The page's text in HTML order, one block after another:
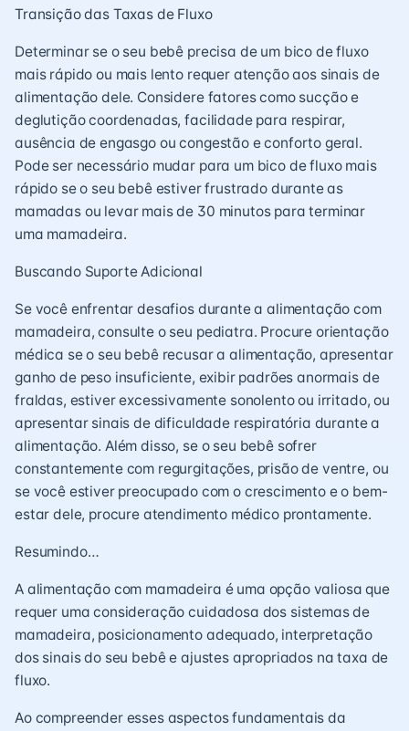
Transição das Taxas de Fluxo
Determinar se o seu bebê precisa de um bico de fluxo
mais rápido ou mais lento requer atenção aos sinais de
alimentação dele. Considere fatores como sucção e
deglutição coordenadas, facilidade para respirar,
ausência de engasgo ou congestão e conforto geral.
Pode ser necessário mudar para um bico de fluxo mais
rápido se o seu bebê estiver frustrado durante as
mamadas ou levar mais de 30 minutos para terminar
uma mamadeira.
Buscando Suporte Adicional
Se você enfrentar desafios durante a alimentação com
mamadeira, consulte o seu pediatra. Procure orientação
médica se o seu bebê recusar a alimentação, apresentar
ganho de peso insuficiente, exibir padrões anormais de
fraldas, estiver excessivamente sonolento ou irritado, ou
apresentar sinais de dificuldade respiratória durante a
alimentação. Além disso, se o seu bebê sofrer
constantemente com regurgitações, prisão de ventre, ou
se você estiver preocupado com o crescimento e o bem-
estar dele, procure atendimento médico prontamente.
Resumindo…
A alimentação com mamadeira é uma opção valiosa que
requer uma consideração cuidadosa dos sistemas de
mamadeira, posicionamento adequado, interpretação
dos sinais do seu bebê e ajustes apropriados na taxa de
fluxo.
Ao compreender esses aspectos fundamentais da